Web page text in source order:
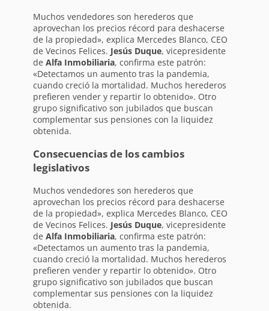
Muchos vendedores son herederos que
aprovechan los precios récord para deshacerse
de la propiedad», explica Mercedes Blanco, CEO
de Vecinos Felices. Jesús Duque, vicepresidente
de Alfa Inmobiliaria, confirma este patrón:
«Detectamos un aumento tras la pandemia,
cuando creció la mortalidad. Muchos herederos
prefieren vender y repartir lo obtenido». Otro
grupo significativo son jubilados que buscan
complementar sus pensiones con la liquidez
obtenida.
Consecuencias de los cambios
legislativos
Muchos vendedores son herederos que
aprovechan los precios récord para deshacerse
de la propiedad», explica Mercedes Blanco, CEO
de Vecinos Felices. Jesús Duque, vicepresidente
de Alfa Inmobiliaria, confirma este patrón:
«Detectamos un aumento tras la pandemia,
cuando creció la mortalidad. Muchos herederos
prefieren vender y repartir lo obtenido». Otro
grupo significativo son jubilados que buscan
complementar sus pensiones con la liquidez
obtenida.